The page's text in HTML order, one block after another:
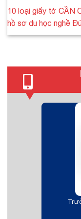
10 loại giấy tờ CẦN
hồ sơ du học nghề